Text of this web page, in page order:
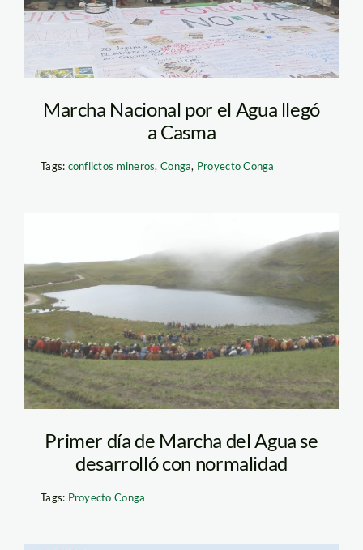
Marcha Nacional por el Agua llegó
a Casma
Tags: conflictos mineros,Conga, Proyecto Conga
marcha_agua_lamula_1
Primer día de Marcha del Agua se
desarrolló con normalidad
Tags: Proyecto Conga